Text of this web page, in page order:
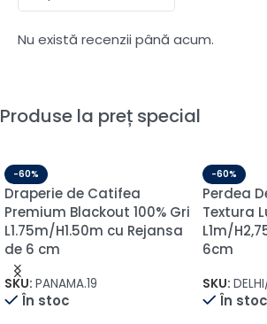
Nu există recenzii până acum.
Produse la preț special
-60%
Draperie de Catifea
Premium Blackout 100% Gri
L1.75m/H1.50m cu Rejansa
de 6 cm
SKU: PANAMA.19
În stoc
-60%
Perdea
Textura
L1m/
6cm
SKU:
În stoc